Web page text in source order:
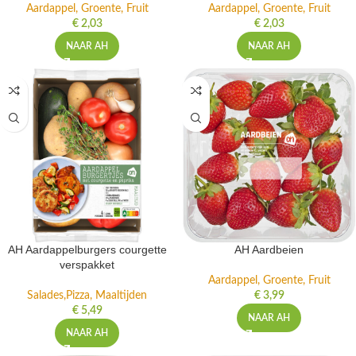
Aardappel, Groente, Fruit
€2,03
NAAR AH
Aardappel, Groente, Fruit
€2,03
NAAR AH
AH Aardappelburgers courgette
verspakket
Salades,Pizza, Maaltijden
€5,49
NAAR AH
AH Aardbeien
Aardappel, Groente, Fruit
€3,99
NAAR AH